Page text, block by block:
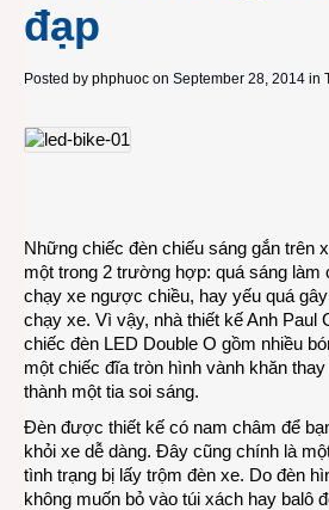
đạp
Posted by phphuoc on September 28, 2014 in
Những chiếc đèn chiếu sáng gắn trên
một trong 2 trường hợp: quá sáng
chạy xe ngược chiều, hay yếu quá
chạy xe. Vì vậy, nhà thiết kế Anh Paul
chiếc đèn LED Double O gồm nhiều
một chiếc đĩa tròn hình vành khăn
thành một tia soi sáng.
Đèn được thiết kế có nam châm để
khỏi xe dễ dàng. Đây cũng chính là
tình trạng bị lấy trộm đèn xe. Do đèn
không muốn bỏ vào túi xách hay balô